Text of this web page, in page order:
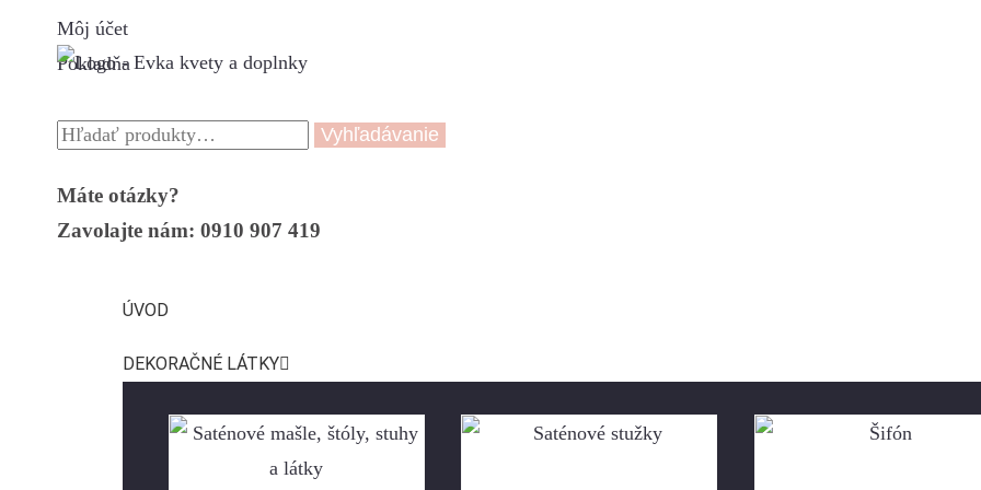
Môj účet
Pokladňa
Vyhľadávanie
Máte otázky?
Zavolajte nám: 0910 907 419
ÚVOD
DEKORAČNÉ LÁTKY